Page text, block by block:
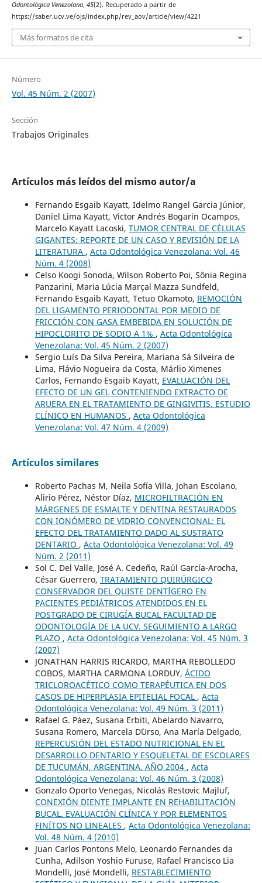
Odontológica Venezolana, 45(2). Recuperado a partir de
https://saber.ucv.ve/ojs/index.php/rev_aov/article/view/4221
Más formatos de cita
Número
Vol. 45 Núm. 2 (2007)
Sección
Trabajos Originales
Artículos más leídos del mismo autor/a
Fernando Esgaib Kayatt, Idelmo Rangel Garcia Júnior,
Daniel Lima Kayatt, Victor Andrés Bogarin Ocampos,
Marcelo Kayatt Lacoski, TUMOR CENTRAL DE CÉLULAS
GIGANTES: REPORTE DE UN CASO Y REVISIÓN DE LA
LITERATURA , Acta Odontológica Venezolana: Vol. 46
Núm. 4 (2008)
Celso Koogi Sonoda, Wilson Roberto Poi, Sônia Regina
Panzarini, Maria Lúcia Marçal Mazza Sundfeld,
Fernando Esgaib Kayatt, Tetuo Okamoto, REMOCIÓN
DEL LIGAMENTO PERIODONTAL POR MEDIO DE
FRICCIÓN CON GASA EMBEBIDA EN SOLUCIÓN DE
HIPOCLORITO DE SODIO A 1% , Acta Odontológica
Venezolana: Vol. 45 Núm. 2 (2007)
Sergio Luís Da Silva Pereira, Mariana Sá Silveira de
Lima, Flávio Nogueira da Costa, Márlio Ximenes
Carlos, Fernando Esgaib Kayatt, EVALUACIÓN DEL
EFECTO DE UN GEL CONTENIENDO EXTRACTO DE
ARUERA EN EL TRATAMIENTO DE GINGIVITIS. ESTUDIO
CLÍNICO EN HUMANOS , Acta Odontológica
Venezolana: Vol. 47 Núm. 4 (2009)
Artículos similares
Roberto Pachas M, Neila Sofía Villa, Johan Escolano,
Alirio Pérez, Néstor Díaz, MICROFILTRACIÓN EN
MÁRGENES DE ESMALTE Y DENTINA RESTAURADOS
CON IONÓMERO DE VIDRIO CONVENCIONAL: EL
EFECTO DEL TRATAMIENTO DADO AL SUSTRATO
DENTARIO , Acta Odontológica Venezolana: Vol. 49
Núm. 2 (2011)
Sol C. Del Valle, José A. Cedeño, Raúl García-Arocha,
César Guerrero, TRATAMIENTO QUIRÚRGICO
CONSERVADOR DEL QUISTE DENTÍGERO EN
PACIENTES PEDIÁTRICOS ATENDIDOS EN EL
POSTGRADO DE CIRUGÍA BUCAL FACULTAD DE
ODONTOLOGÍA DE LA UCV. SEGUIMIENTO A LARGO
PLAZO , Acta Odontológica Venezolana: Vol. 45 Núm. 3
(2007)
JONATHAN HARRIS RICARDO, MARTHA REBOLLEDO
COBOS, MARTHA CARMONA LORDUY, ÁCIDO
TRICLOROACÉTICO COMO TERAPÉUTICA EN DOS
CASOS DE HIPERPLASIA EPITELIAL FOCAL , Acta
Odontológica Venezolana: Vol. 49 Núm. 3 (2011)
Rafael G. Páez, Susana Erbiti, Abelardo Navarro,
Susana Romero, Marcela D`Urso, Ana María Delgado,
REPERCUSIÓN DEL ESTADO NUTRICIONAL EN EL
DESARROLLO DENTARIO Y ESQUELETAL DE ESCOLARES
DE TUCUMÁN, ARGENTINA. AÑO 2004 , Acta
Odontológica Venezolana: Vol. 46 Núm. 3 (2008)
Gonzalo Oporto Venegas, Nicolás Restovic Majluf,
CONEXIÓN DIENTE IMPLANTE EN REHABILITACIÓN
BUCAL. EVALUACIÓN CLÍNICA Y POR ELEMENTOS
FINÍTOS NO LINEALES , Acta Odontológica Venezolana:
Vol. 48 Núm. 4 (2010)
Juan Carlos Pontons Melo, Leonardo Fernandes da
Cunha, Adilson Yoshio Furuse, Rafael Francisco Lia
Mondelli, José Mondelli, RESTABLECIMIENTO